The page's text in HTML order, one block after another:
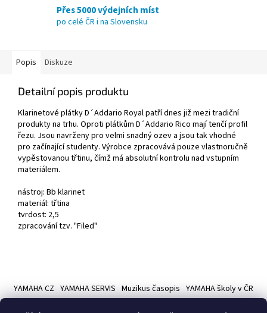
Přes 5000 výdejních míst
po celé ČR i na Slovensku
Popis Diskuze
Detailní popis produktu
Klarinetové plátky D´Addario Royal patří dnes již mezi tradiční
produkty na trhu. Oproti plátkům D´Addario Rico mají tenčí profil
řezu. Jsou navrženy pro velmi snadný ozev a jsou tak vhodné
pro začínající studenty. Výrobce zpracovává pouze vlastnoručně
vypěstovanou třtinu, čímž má absolutní kontrolu nad vstupním
materiálem.
nástroj: Bb klarinet
materiál: třtina
tvrdost: 2,5
zpracování tzv. "Filed"
p
YAMAHA CZ YAMAHA SERVIS Muzikus časopis YAMAHA školy v ČR